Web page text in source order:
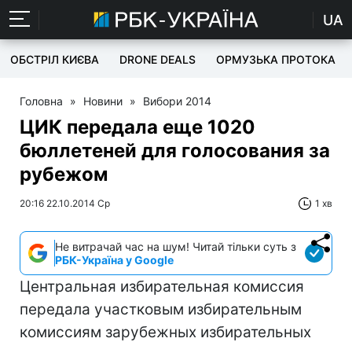
UA
ОБСТРІЛ КИЄВА DRONE DEALS ОРМУЗЬКА ПРОТОКА
Головна » Новини » Вибори 2014
ЦИК передала еще 1020
бюллетеней для голосования за
рубежом
20:16 22.10.2014 Ср 1 хв
Не витрачай час на шум! Читай тільки суть з
РБК-Україна у Google
Центральная избирательная комиссия
передала участковым избирательным
комиссиям зарубежных избирательных